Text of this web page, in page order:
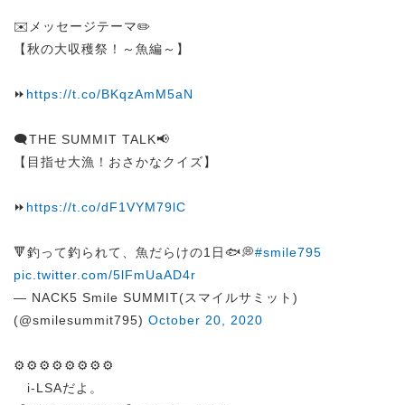
✉️メッセージテーマ✏️
【秋の大収穫祭！～魚編～】
⏩ https://t.co/BKqzAmM5aN
🗨️THE SUMMIT TALK📢
【目指せ大漁！おさかなクイズ】
⏩ https://t.co/dF1VYM79lC
🔻釣って釣られて、魚だらけの1日🐟💭#smile795
pic.twitter.com/5lFmUaAD4r
— NACK5 Smile SUMMIT(スマイルサミット)
(@smilesummit795) October 20, 2020
⚙️⚙️⚙️⚙️⚙️⚙️⚙️⚙️
i-LSAだよ。